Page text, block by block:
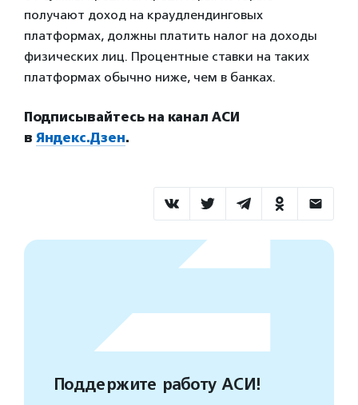
получают доход на краудлендинговых
платформах, должны платить налог на доходы
физических лиц. Процентные ставки на таких
платформах обычно ниже, чем в банках.
Подписывайтесь на канал АСИ
в Яндекс.Дзен.
Поддержите работу АСИ!